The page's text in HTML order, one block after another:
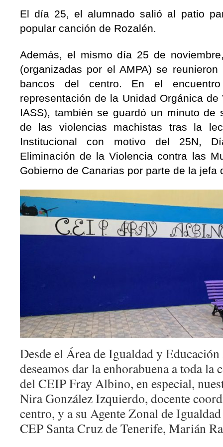
El día 25, el alumnado salió al patio
popular canción de Rozalén.
Además, el mismo día 25 de
(organizadas por el AMPA) se
bancos del centro. En el
representación de la Unidad Orgánica
IASS), también se guardó un minuto de
de las violencias machistas tras la
Institucional con motivo del 25N,
Eliminación de la Violencia contra las
Gobierno de Canarias por parte de la jefa
Desde el Área de Igualdad y
deseamos dar la enhorabuena a toda la
del CEIP Fray Albino, en especial,
Nira González Izquierdo, docente
centro, y a su Agente Zonal de
CEP Santa Cruz de Tenerife, Marián